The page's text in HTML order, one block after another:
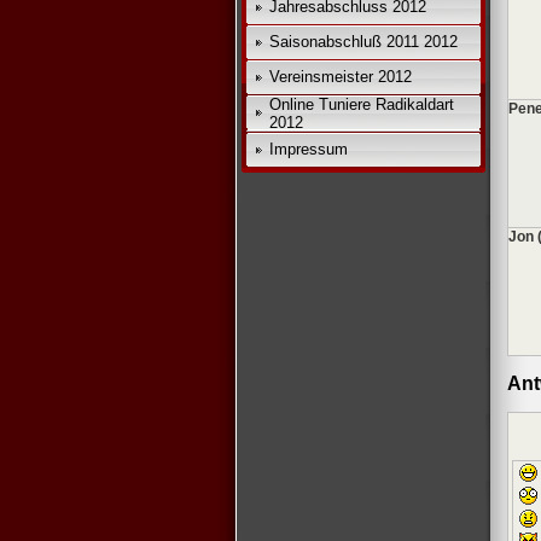
Jahresabschluss 2012
Saisonabschluß 2011 2012
Vereinsmeister 2012
Online Tuniere Radikaldart
2012
Impressum
Jon